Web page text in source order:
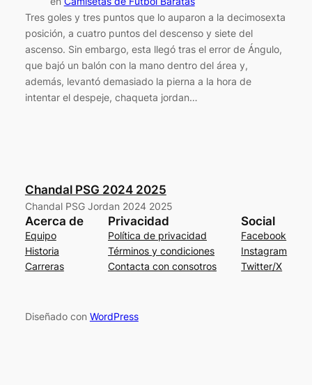
Tres goles y tres puntos que lo auparon a la decimosexta
posición, a cuatro puntos del descenso y siete del
ascenso. Sin embargo, esta llegó tras el error de Ángulo,
que bajó un balón con la mano dentro del área y,
además, levantó demasiado la pierna a la hora de
intentar el despeje, chaqueta jordan…
Chandal PSG 2024 2025
Chandal PSG Jordan 2024 2025
Acerca de
Equipo
Historia
Carreras
Privacidad
Política de privacidad
Términos y condiciones
Contacta con consotros
Social
Facebook
Instagram
Twitter/X
Diseñado con WordPress